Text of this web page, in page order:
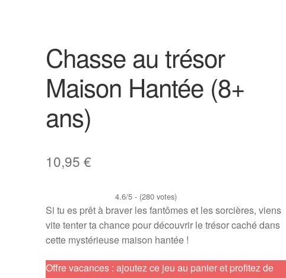
Chasse au trésor
Maison Hantée (8+
ans)
10,95€
4.6/5 - (280 votes)
Si tu es prêt à braver les fantômes et les sorcières, viens
vite tenter ta chance pour découvrir le trésor caché dans
cette mystérieuse maison hantée !
Offre vacances : ajoutez ce jeu au panier et profitez de